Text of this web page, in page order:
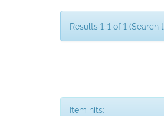
Results 1-1 of 1 (Search
Item hits: